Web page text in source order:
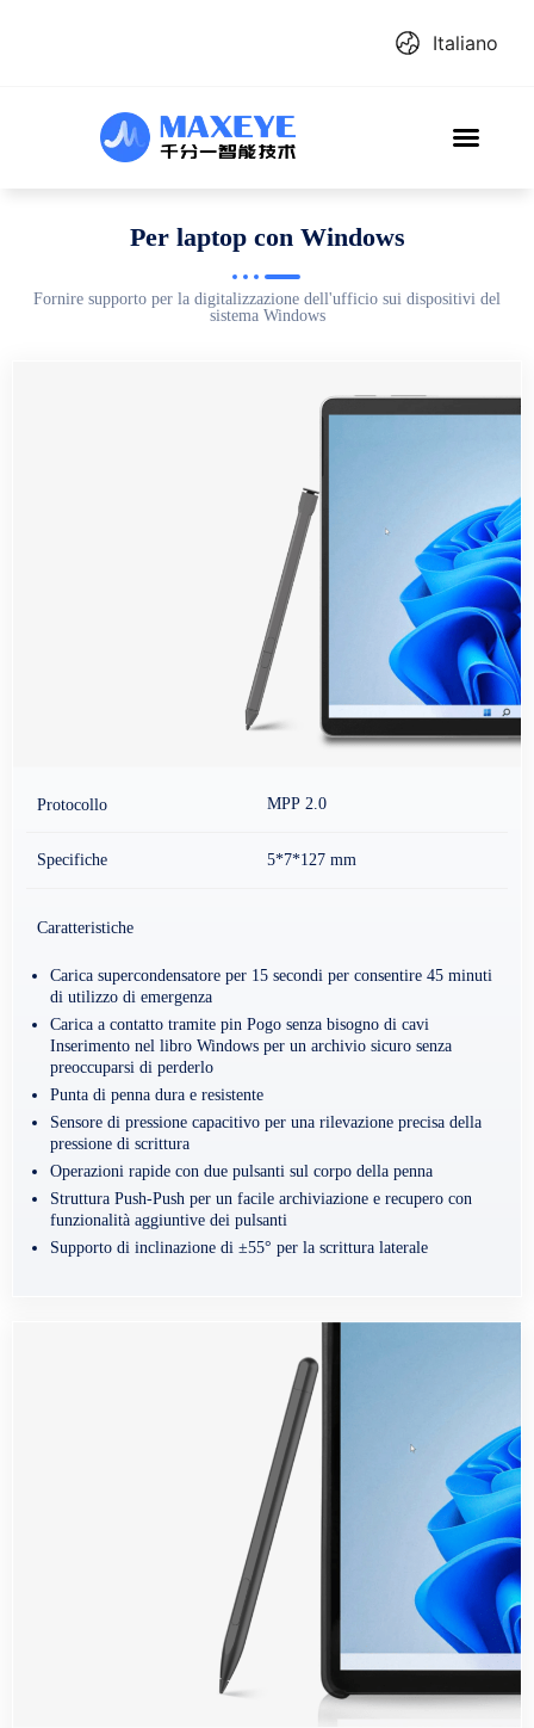
Italiano
Per laptop con Windows
Fornire supporto per la digitalizzazione dell'ufficio sui dispositivi del
sistema Windows
Protocollo MPP 2.0
Specifiche 5*7*127 mm
Caratteristiche
Carica supercondensatore per 15 secondi per consentire 45 minuti
di utilizzo di emergenza
Carica a contatto tramite pin Pogo senza bisogno di cavi
Inserimento nel libro Windows per un archivio sicuro senza
preoccuparsi di perderlo
Punta di penna dura e resistente
Sensore di pressione capacitivo per una rilevazione precisa della
pressione di scrittura
Operazioni rapide con due pulsanti sul corpo della penna
Struttura Push-Push per un facile archiviazione e recupero con
funzionalità aggiuntive dei pulsanti
Supporto di inclinazione di ±55° per la scrittura laterale